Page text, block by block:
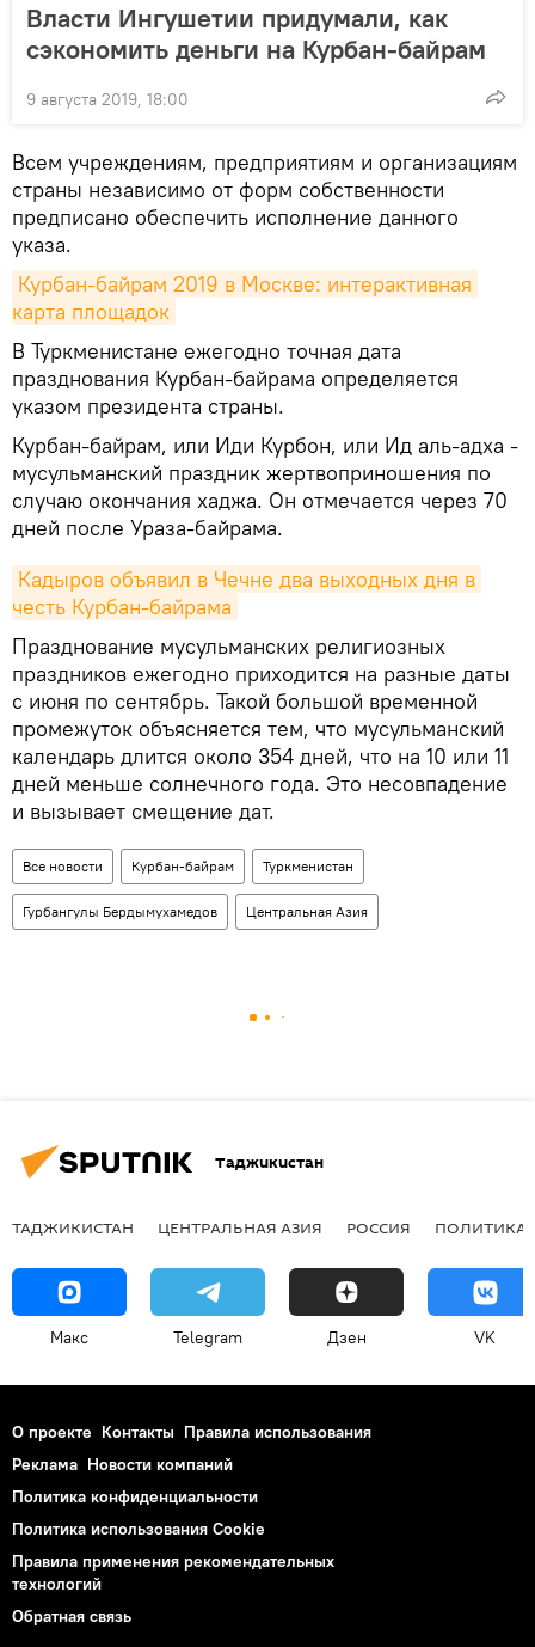
Власти Ингушетии придумали, как
сэкономить деньги на Курбан-байрам
9 августа 2019, 18:00
Всем учреждениям, предприятиям и организациям
страны независимо от форм собственности
предписано обеспечить исполнение данного
указа.
Курбан-байрам 2019 в Москве: интерактивная
карта площадок
В Туркменистане ежегодно точная дата
празднования Курбан-байрама определяется
указом президента страны.
Курбан-байрам, или Иди Курбон, или Ид аль-адха -
мусульманский праздник жертвоприношения по
случаю окончания хаджа. Он отмечается через 70
дней после Ураза-байрама.
Кадыров объявил в Чечне два выходных дня в
честь Курбан-байрама
Празднование мусульманских религиозных
праздников ежегодно приходится на разные даты
с июня по сентябрь. Такой большой временной
промежуток объясняется тем, что мусульманский
календарь длится около 354 дней, что на 10 или 11
дней меньше солнечного года. Это несовпадение
и вызывает смещение дат.
Все новости Курбан-байрам Туркменистан
Гурбангулы Бердымухамедов Центральная Азия
Таджикистан
ТАДЖИКИСТАН ЦЕНТРАЛЬНАЯ АЗИЯ РОССИЯ ПОЛИТИКА
Макс Telegram Дзен VK
О проекте Контакты Правила использования
Реклама Новости компаний
Политика конфиденциальности
Политика использования Cookie
Правила применения рекомендательных
технологий
Обратная связь